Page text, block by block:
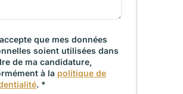
que mes données
soient utilisées dans
de ma candidature,
à la politique de
. *